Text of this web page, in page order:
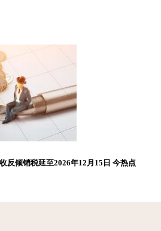
反倾销税延至2026年12月15日 今热点